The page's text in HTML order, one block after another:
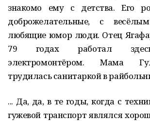
знакомо ему с детства. Его
доброжелательные, с
любящие юмор люди. Отец
79 годах работал
электромонтёром. Мама
трудилась санитаркой в
... Да, да, в те годы, когда с
гужевой транспорт являлся